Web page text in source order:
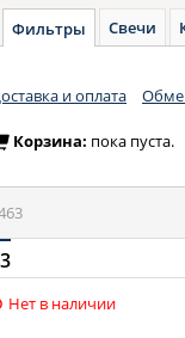
Фильтры Свечи
и оплата
Корзина: пока пуста.
Нет в наличии